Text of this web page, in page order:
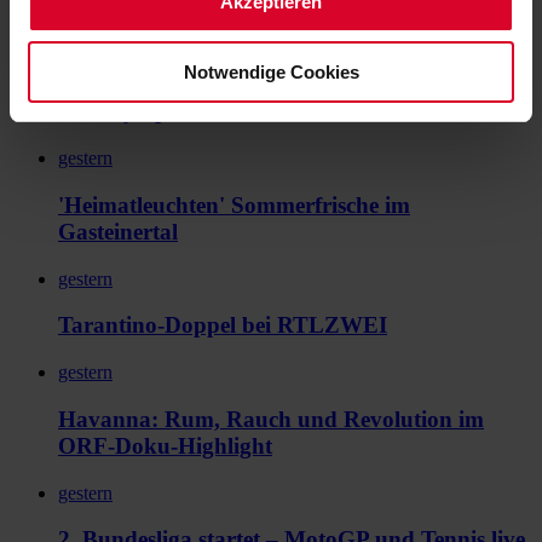
Notwendige Cookies
gestern
2. Bundesliga startet mit Bochum gegen Hertha
auf Sky Sport
gestern
'Heimatleuchten' Sommerfrische im
Gasteinertal
gestern
Tarantino-Doppel bei RTLZWEI
gestern
Havanna: Rum, Rauch und Revolution im
ORF-Doku-Highlight
gestern